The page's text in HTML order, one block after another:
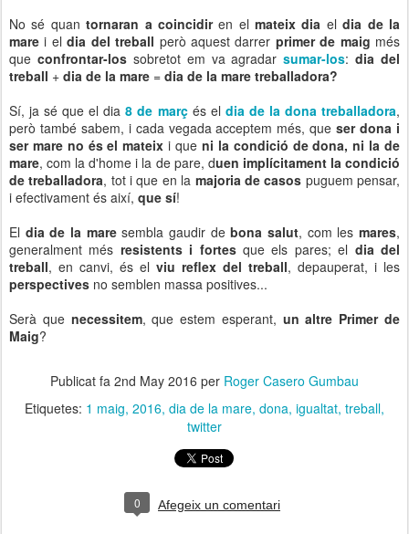
No sé quantornaran a coincidiren el mateix dia eldia de la
mare i eldia del treball però aquest darrer primer de maig més
que confrontar-lossobretot em va agradarsumar-los:dia del
treball + dia de la mare = dia de la mare treballadora?
Sí, ja sé que el dia 8 de marçés el dia de la dona treballadora,
però també sabem, i cada vegada acceptem més, queser dona i
ser mare no és el mateix i que ni la condició de dona, ni la de
mare, com la d'home i la de pare, duen implícitament la condició
de treballadora, tot i que en la majoria de casos puguem pensar,
i efectivament és així, que sí!
El dia de la maresembla gaudir debona salut, com lesmares,
generalment més resistents i fortesque els pares; el dia del
treball, en canvi, és el viu reflex del treball, depauperat, i les
perspectives no semblen massa positives...
Serà que necessitem, que estem esperant, un altre Primer de
Maig?
Publicat fa 2nd May 2016 per Roger Casero Gumbau
Etiquetes: 1 maig 2016 dia de la mare dona igualtat treball
twitter
0 Afegeix un comentari